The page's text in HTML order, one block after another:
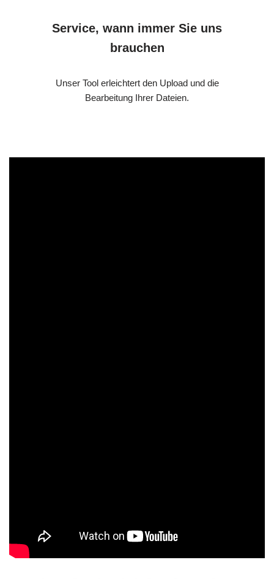
Service, wann immer Sie uns
brauchen
Unser Tool erleichtert den Upload und die
Bearbeitung Ihrer Dateien.